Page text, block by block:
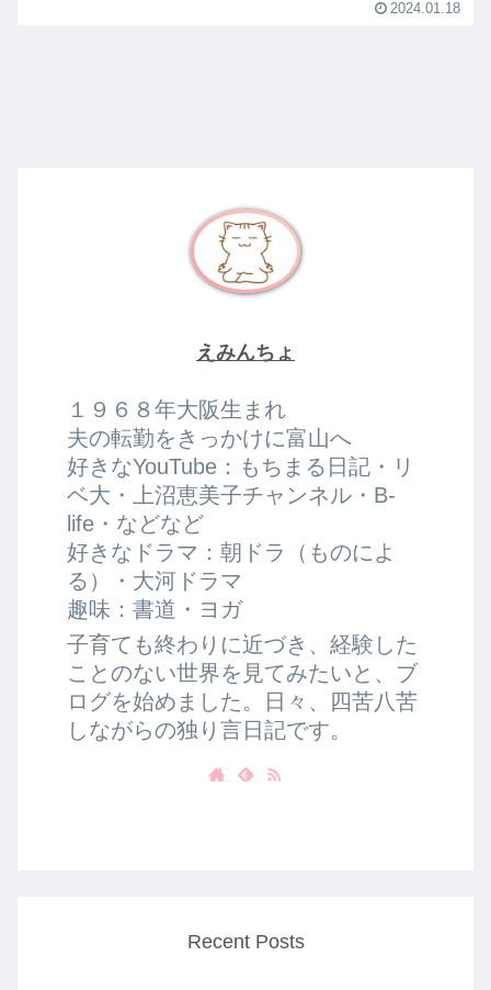
2024.01.18
えみんちょ
１９６８年大阪生まれ
夫の転勤をきっかけに富山へ
好きなYouTube：もちまる日記・リ
ベ大・上沼恵美子チャンネル・B-
life・などなど
好きなドラマ：朝ドラ（ものによ
る）・大河ドラマ
趣味：書道・ヨガ
子育ても終わりに近づき、経験した
ことのない世界を見てみたいと、ブ
ログを始めました。日々、四苦八苦
しながらの独り言日記です。
Recent Posts